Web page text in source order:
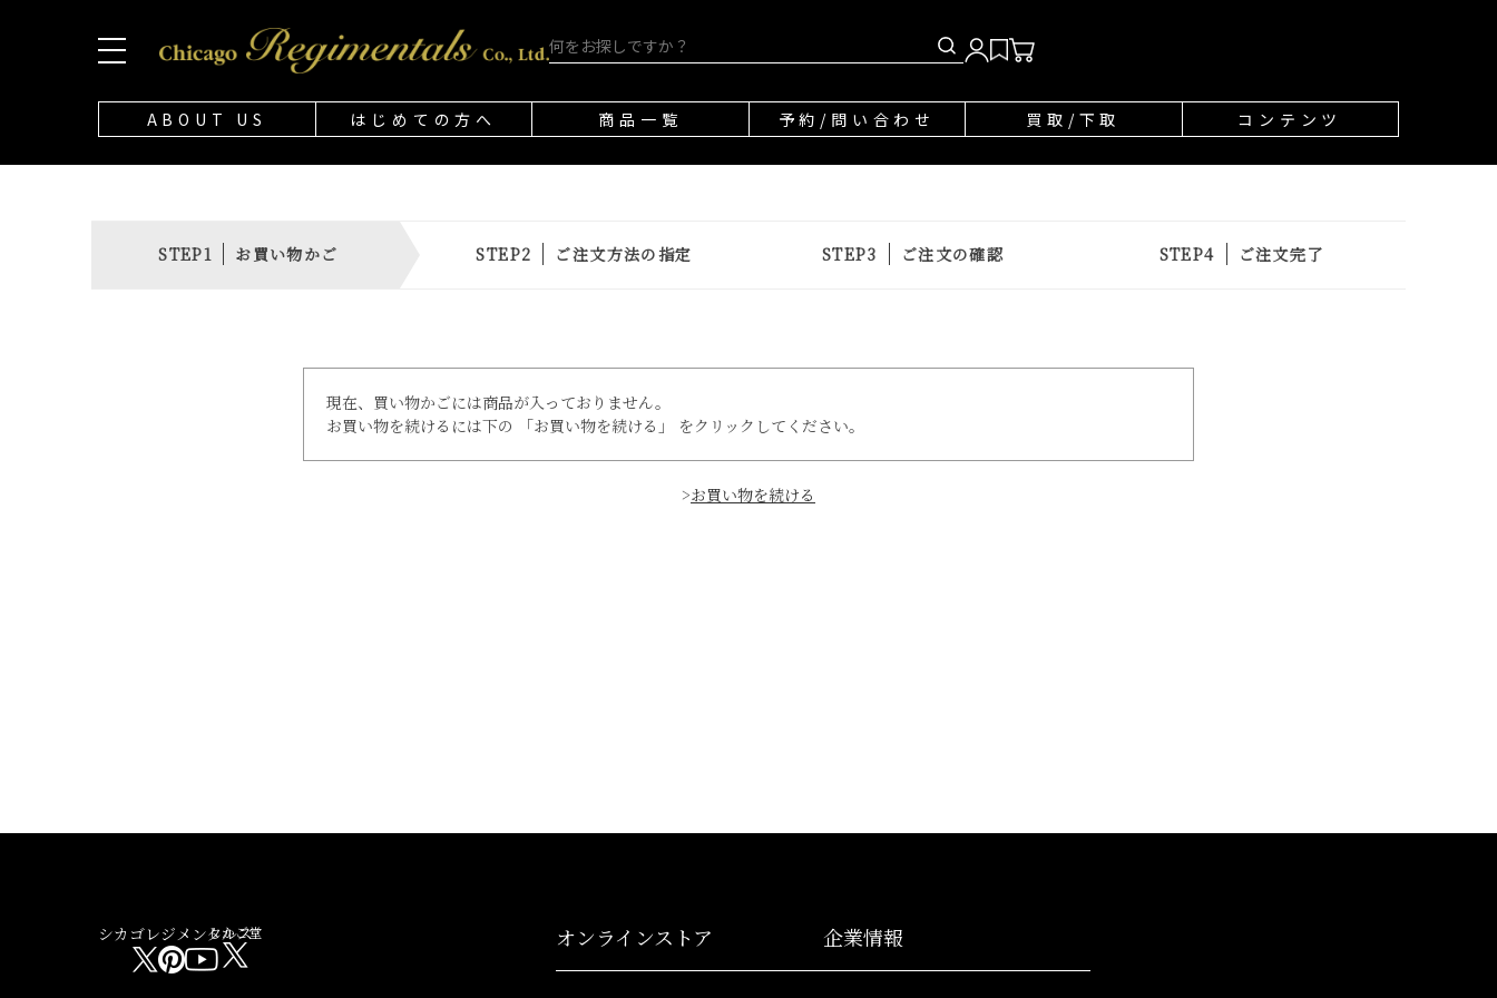
ABOUT US はじめての方へ 商品一覧 予約/問い合わせ 買取/下取 コンテンツ
お買い物かご ご注文方法の指定 ご注文の確認 ご注文完了
現在、買い物かごには商品が入っておりません。
お買い物を続けるには下の 「お買い物を続ける」 をクリックしてください。
>
シカゴレジメンタルス
しかご堂 オンラインストア 企業情報